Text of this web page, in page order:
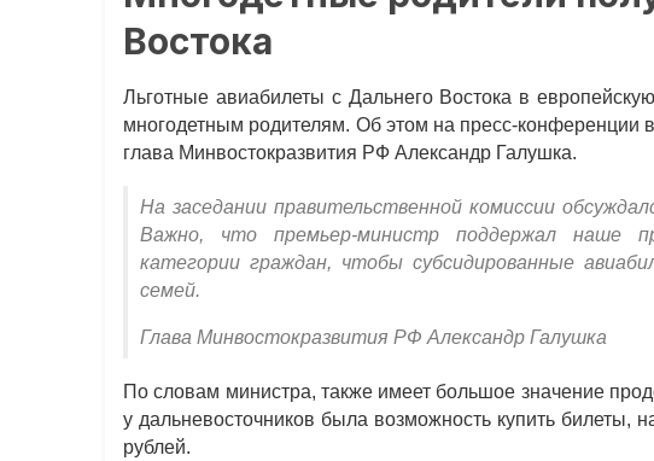
Востока
Льготные авиабилеты с Дальнего Востока в
многодетным родителям. Об этом на пресс-конференции
глава Минвостокразвития РФ Александр Галушка.
На заседании правительственной комиссии
Важно, что премьер-министр поддержал наше
категории граждан, чтобы субсидированные
семей.
Глава Минвостокразвития РФ Александр Галушка
По словам министра, также имеет большое значение
у дальневосточников была возможность купить билеты,
рублей.